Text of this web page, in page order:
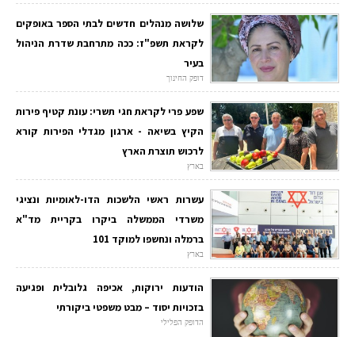
שלושה מנהלים חדשים לבתי הספר באופקים
לקראת תשפ"ז: ככה מתרחבת שדרת הניהול
בעיר
דופק החינוך
שפע פרי לקראת חגי תשרי: עונת קטיף פירות
הקיץ בשיאה - ארגון מגדלי הפירות קורא
לרכוש תוצרת הארץ
בארץ
עשרות ראשי הלשכות הדו-לאומיות ונציגי
משרדי הממשלה ביקרו בקריית מד"א
ברמלה ונחשפו למוקד 101
בארץ
הודעות ירוקות, אכיפה גלובלית ופגיעה
בזכויות יסוד – מבט משפטי ביקורתי
הדופק הפלילי